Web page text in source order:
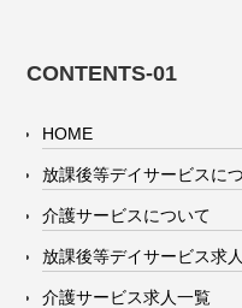
CONTENTS-01
HOME
放課後等デイサービスに
介護サービスについて
放課後等デイサービス求
介護サービス求人一覧